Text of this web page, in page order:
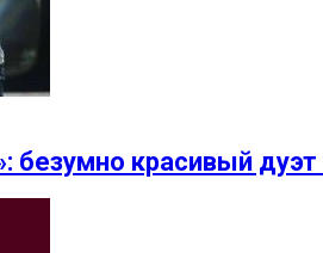
безумно красивый